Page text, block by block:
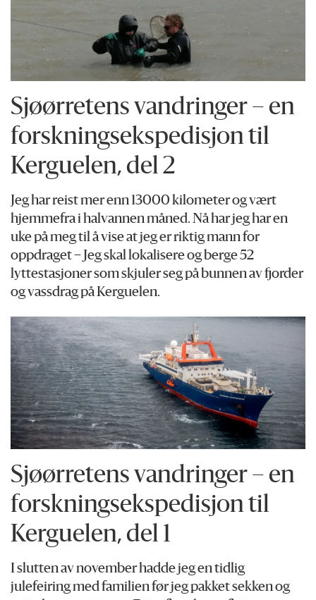
Sjøørretens vandringer – en
forskningsekspedisjon til
Kerguelen, del 2
Jeg har reist mer enn 13000 kilometer og vært
hjemmefra i halvannen måned. Nå har jeg har en
uke på meg til å vise at jeg er riktig mann for
oppdraget – Jeg skal lokalisere og berge 52
lyttestasjoner som skjuler seg på bunnen av fjorder
og vassdrag på Kerguelen.
Sjøørretens vandringer – en
forskningsekspedisjon til
Kerguelen, del 1
I slutten av november hadde jeg en tidlig
julefeiring med familien før jeg pakket sekken og